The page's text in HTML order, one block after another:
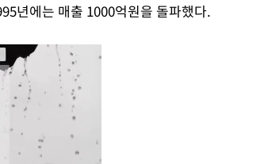
년에는 매출 1000억원을 돌파했다.